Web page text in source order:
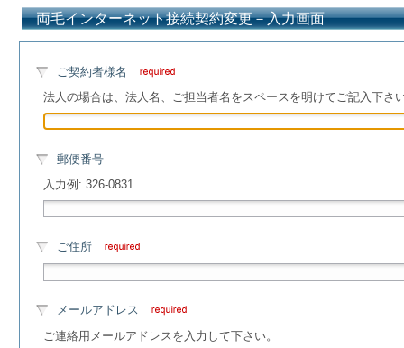
両毛インターネット接続契約変更－入力画面
ご契約者様名
法人の場合は、法人名、ご担当者名をスペースを明けてご記入下さ
郵便番号
入力例: 326-0831
ご住所
メールアドレス
ご連絡用メールアドレスを入力して下さい。